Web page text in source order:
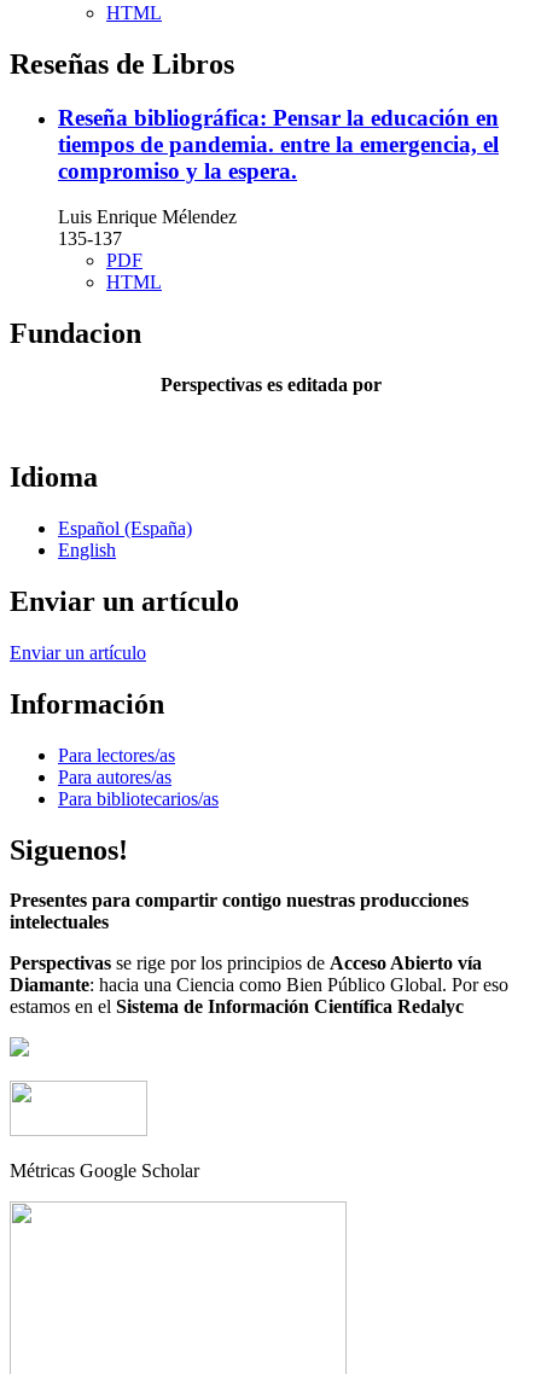
HTML
Reseñas de Libros
Reseña bibliográfica: Pensar la educación en
tiempos de pandemia. entre la emergencia, el
compromiso y la espera.
Luis Enrique Mélendez
135-137
PDF
HTML
Fundacion
Perspectivas es editada por
Idioma
Español (España)
English
Enviar un artículo
Enviar un artículo
Información
Para lectores/as
Para autores/as
Para bibliotecarios/as
Siguenos!
Presentes para compartir contigo nuestras producciones
intelectuales
Perspectivas se rige por los principios de Acceso Abierto vía
Diamante: hacia una Ciencia como Bien Público Global. Por eso
estamos en el Sistema de Información Científica Redalyc
Métricas Google Scholar